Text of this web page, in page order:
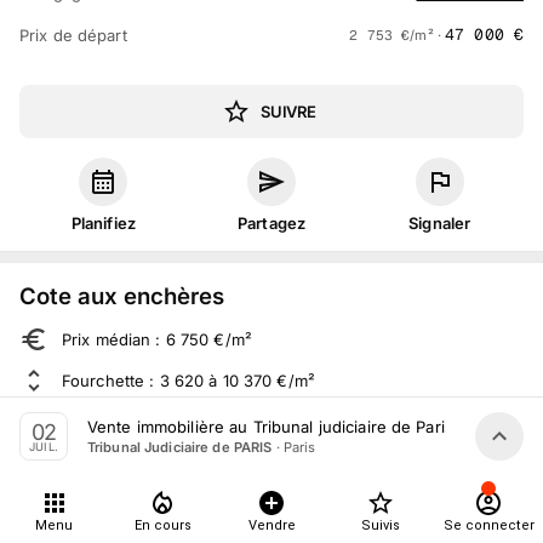
Prix de départ 2 753 €/m² ·47 000 €
SUIVRE
Planifiez Partagez Signaler
Cote aux enchères
Prix médian : 6 750 €/m²
Fourchette : 3 620 à 10 370 €/m²
Sur 905 ventes aux enchères dans le département
À propos
02
JUIL.
Vente immobilière au Tribunal judiciaire de Paris le 2 Juillet
Tribunal Judiciaire de PARIS · Paris
Menu En cours Vendre Suivis Se connecter